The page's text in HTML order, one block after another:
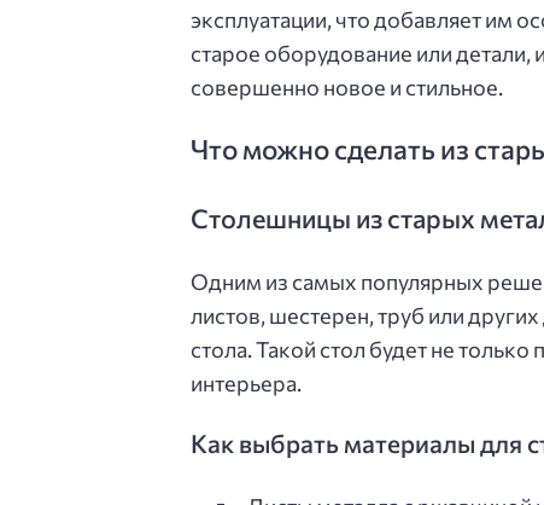
эксплуатации, что добавляет им
старое оборудование или детали,
совершенно новое и стильное.
Что можно сделать из
Столешницы из старых
Одним из самых популярных
листов, шестерен, труб или
стола. Такой стол будет не
интерьера.
Как выбрать материалы для